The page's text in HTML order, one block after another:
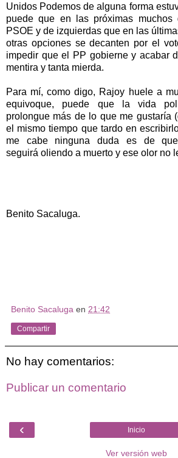
Unidos Podemos de alguna forma
puede que en las próximas muchos
PSOE y de izquierdas que en las
otras opciones se decanten por el
impedir que el PP gobierne y acabar
mentira y tanta mierda.
Para mí, como digo, Rajoy huele a
equivoque, puede que la vida
prolongue más de lo que me gustaría
el mismo tiempo que tardo en
me cabe ninguna duda es de que
seguirá oliendo a muerto y ese olor no
Benito Sacaluga.
Benito Sacaluga en 21:42
Compartir
No hay comentarios:
Publicar un comentario
‹ Inicio
Ver versión web